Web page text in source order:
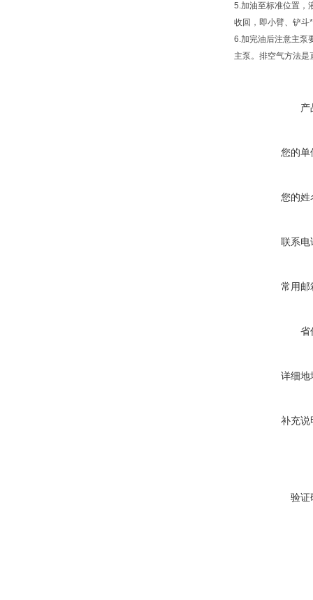
5.加油至标准位置，
收回，即小臂、铲斗
6.加完油后注意主泵
主泵。排空气方法
产
您的单
您的姓
联系电
常用邮
省
详细地
补充说
验证